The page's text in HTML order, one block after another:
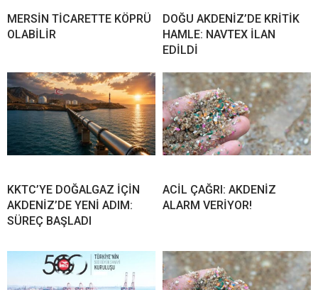
MERSİN TİCARETTE KÖPRÜ
OLABİLİR
DOĞU AKDENİZ’DE KRİTİK
HAMLE: NAVTEX İLAN
EDİLDİ
KKTC’YE DOĞALGAZ İÇİN
AKDENİZ’DE YENİ ADIM:
SÜREÇ BAŞLADI
ACİL ÇAĞRI: AKDENİZ
ALARM VERİYOR!